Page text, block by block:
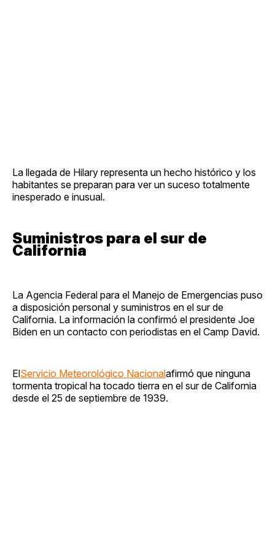
La llegada de Hilary representa un hecho histórico y los
habitantes se preparan para ver un suceso totalmente
inesperado e inusual.
Suministros para el sur de
California
La Agencia Federal para el Manejo de Emergencias puso
a disposición personal y suministros en el sur de
California. La información la confirmó el presidente Joe
Biden en un contacto con periodistas en el Camp David.
ElServicio Meteorológico Nacionalafirmó que ninguna
tormenta tropical ha tocado tierra en el sur de California
desde el 25 de septiembre de 1939.